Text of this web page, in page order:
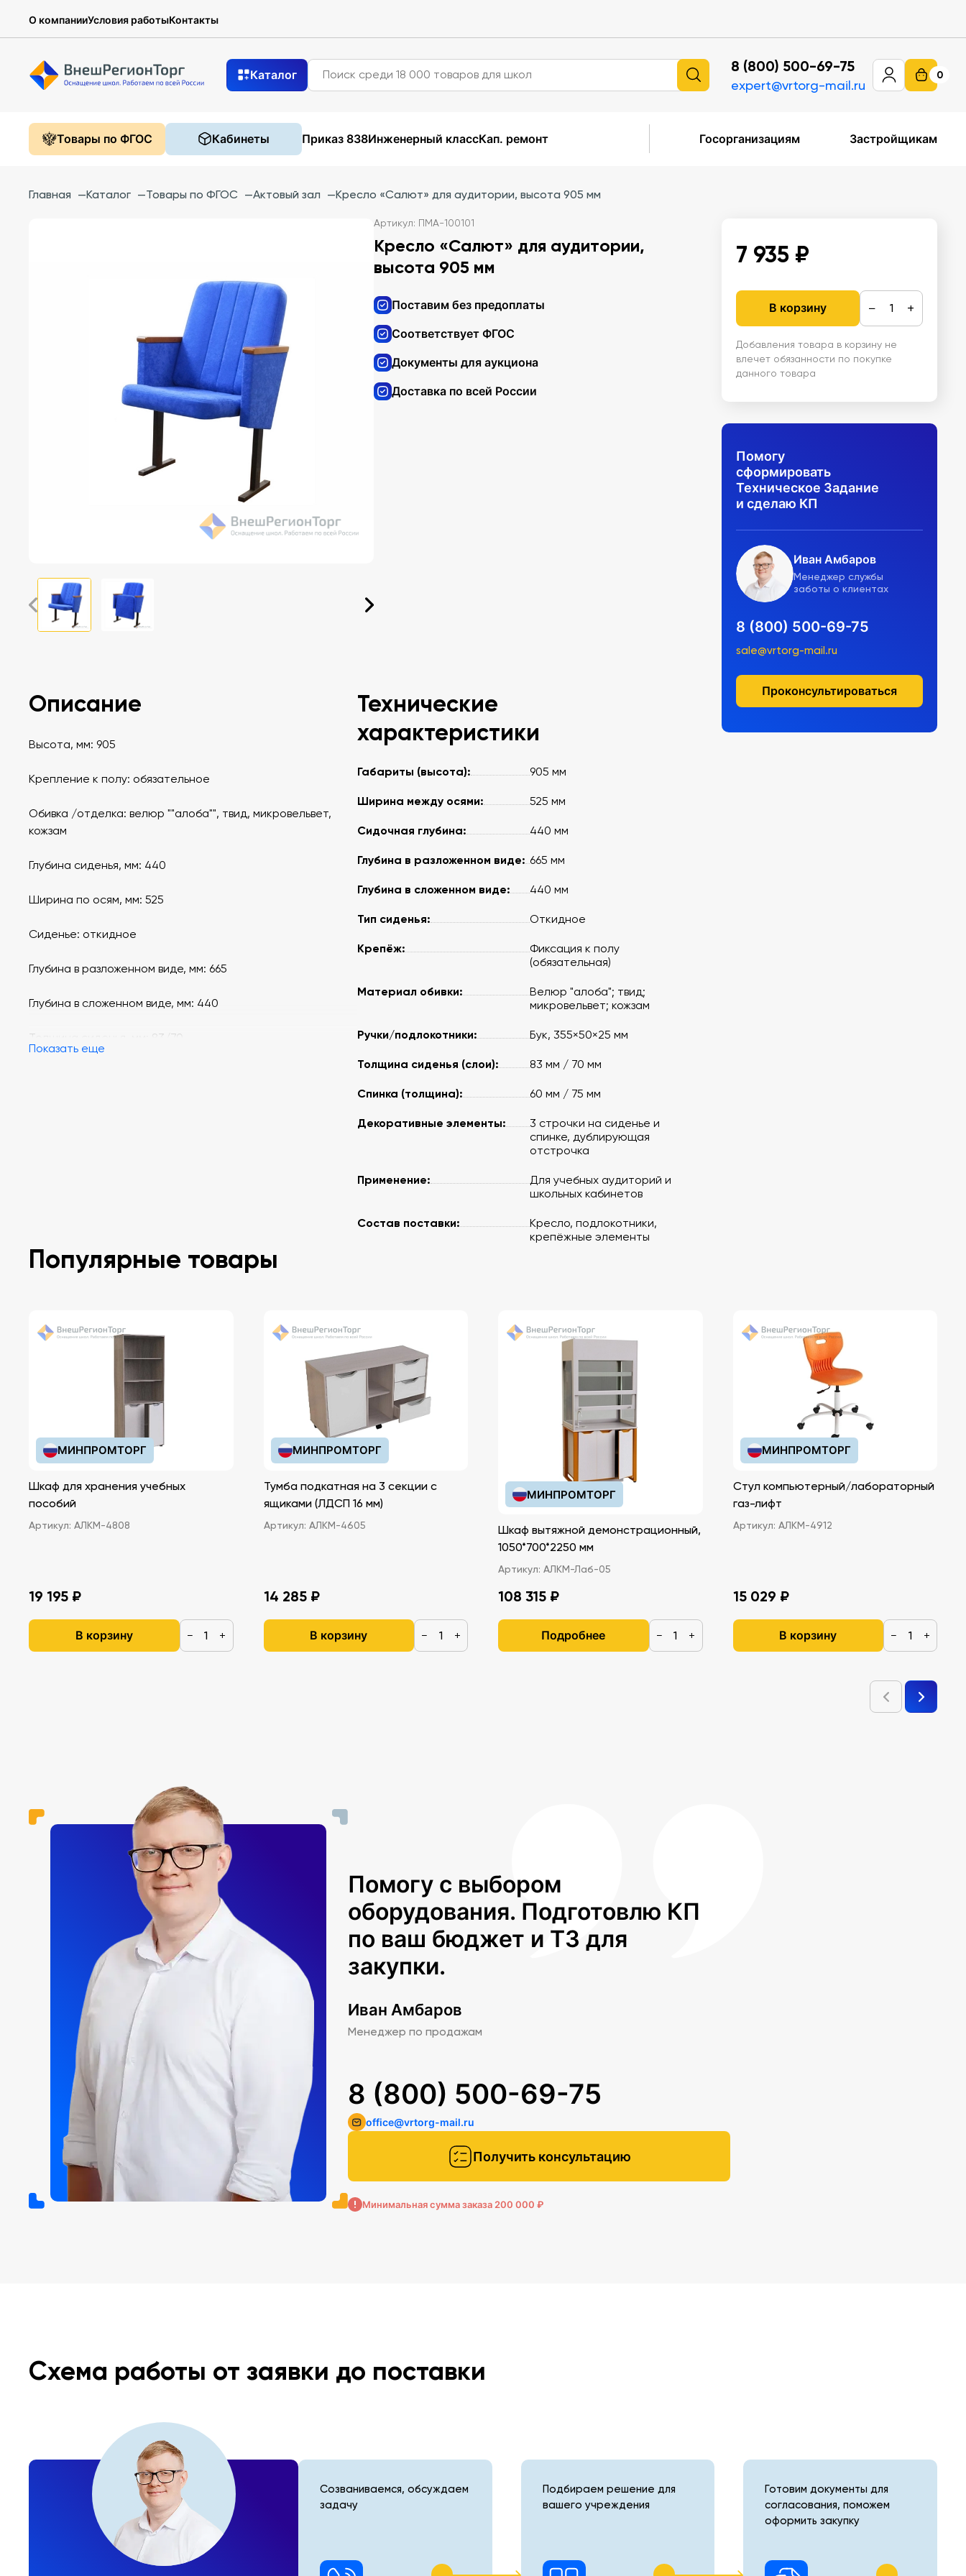
О компанииУсловия работыКонтакты
Каталог 8 (800) 500-69-75
expert@vrtorg-mail.ru
0
Товары по ФГОС Кабинеты Приказ 838Инженерный классКап. ремонт Госорганизациям Застройщикам
Главная —Каталог —Товары по ФГОС —Актовый зал —Кресло «Салют» для аудитории, высота 905 мм
Артикул: ПМА-100101
Кресло «Салют» для аудитории,
высота 905 мм
Поставим без предоплаты
Соответствует ФГОС
Документы для аукциона
Доставка по всей России
7 935 ₽
В корзину − +
Добавления товара в корзину не
влечет обязанности по покупке
данного товара
Помогу
сформировать
Техническое Задание
и сделаю КП
Иван Амбаров
Менеджер службы
заботы о клиентах
8 (800) 500-69-75
sale@vrtorg-mail.ru
Проконсультироваться
Описание
Высота, мм: 905
Крепление к полу: обязательное
Обивка /отделка: велюр ""алоба"", твид, микровельвет,
кожзам
Глубина сиденья, мм: 440
Ширина по осям, мм: 525
Сиденье: откидное
Глубина в разложенном виде, мм: 665
Глубина в сложенном виде, мм: 440
Толщина сиденья, мм: 83/70
Показать еще
Технические
характеристики
Габариты (высота): 905 мм
Ширина между осями: 525 мм
Сидочная глубина: 440 мм
Глубина в разложенном виде: 665 мм
Глубина в сложенном виде: 440 мм
Тип сиденья: Откидное
Крепёж:
Фиксация к полу
(обязательная)
Материал обивки:
Велюр "алоба"; твид;
микровельвет; кожзам
Ручки/подлокотники: Бук, 355×50×25 мм
Толщина сиденья (слои): 83 мм / 70 мм
Спинка (толщина): 60 мм / 75 мм
Декоративные элементы:
3 строчки на сиденье и
спинке, дублирующая
отстрочка
Применение:
Для учебных аудиторий и
школьных кабинетов
Состав поставки:
Кресло, подлокотники,
крепёжные элементы
Популярные товары
МИНПРОМТОРГ
Шкаф для хранения учебных
пособий
Артикул: АЛКМ-4808
19 195 ₽
В корзину − +
МИНПРОМТОРГ
Тумба подкатная на 3 секции с
ящиками (ЛДСП 16 мм)
Артикул: АЛКМ-4605
14 285 ₽
В корзину − +
МИНПРОМТОРГ
Шкаф вытяжной демонстрационный,
1050*700*2250 мм
Артикул: АЛКМ-Лаб-05
108 315 ₽
Подробнее − +
МИНПРОМТОРГ
Стул компьютерный/лабораторный
газ-лифт
Артикул: АЛКМ-4912
15 029 ₽
В корзину − +
Помогу с выбором
оборудования. Подготовлю КП
по ваш бюджет и ТЗ для
закупки.
Иван Амбаров
Менеджер по продажам
Получить консультацию
8 (800) 500-69-75
office@vrtorg-mail.ru
Минимальная сумма заказа 200 000 ₽
Схема работы от заявки до поставки
Созваниваемся, обсуждаем
задачу
Подбираем решение для
вашего учреждения
Готовим документы для
согласования, поможем
оформить закупку